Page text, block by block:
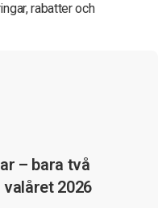
rabatter och
– bara två
2026